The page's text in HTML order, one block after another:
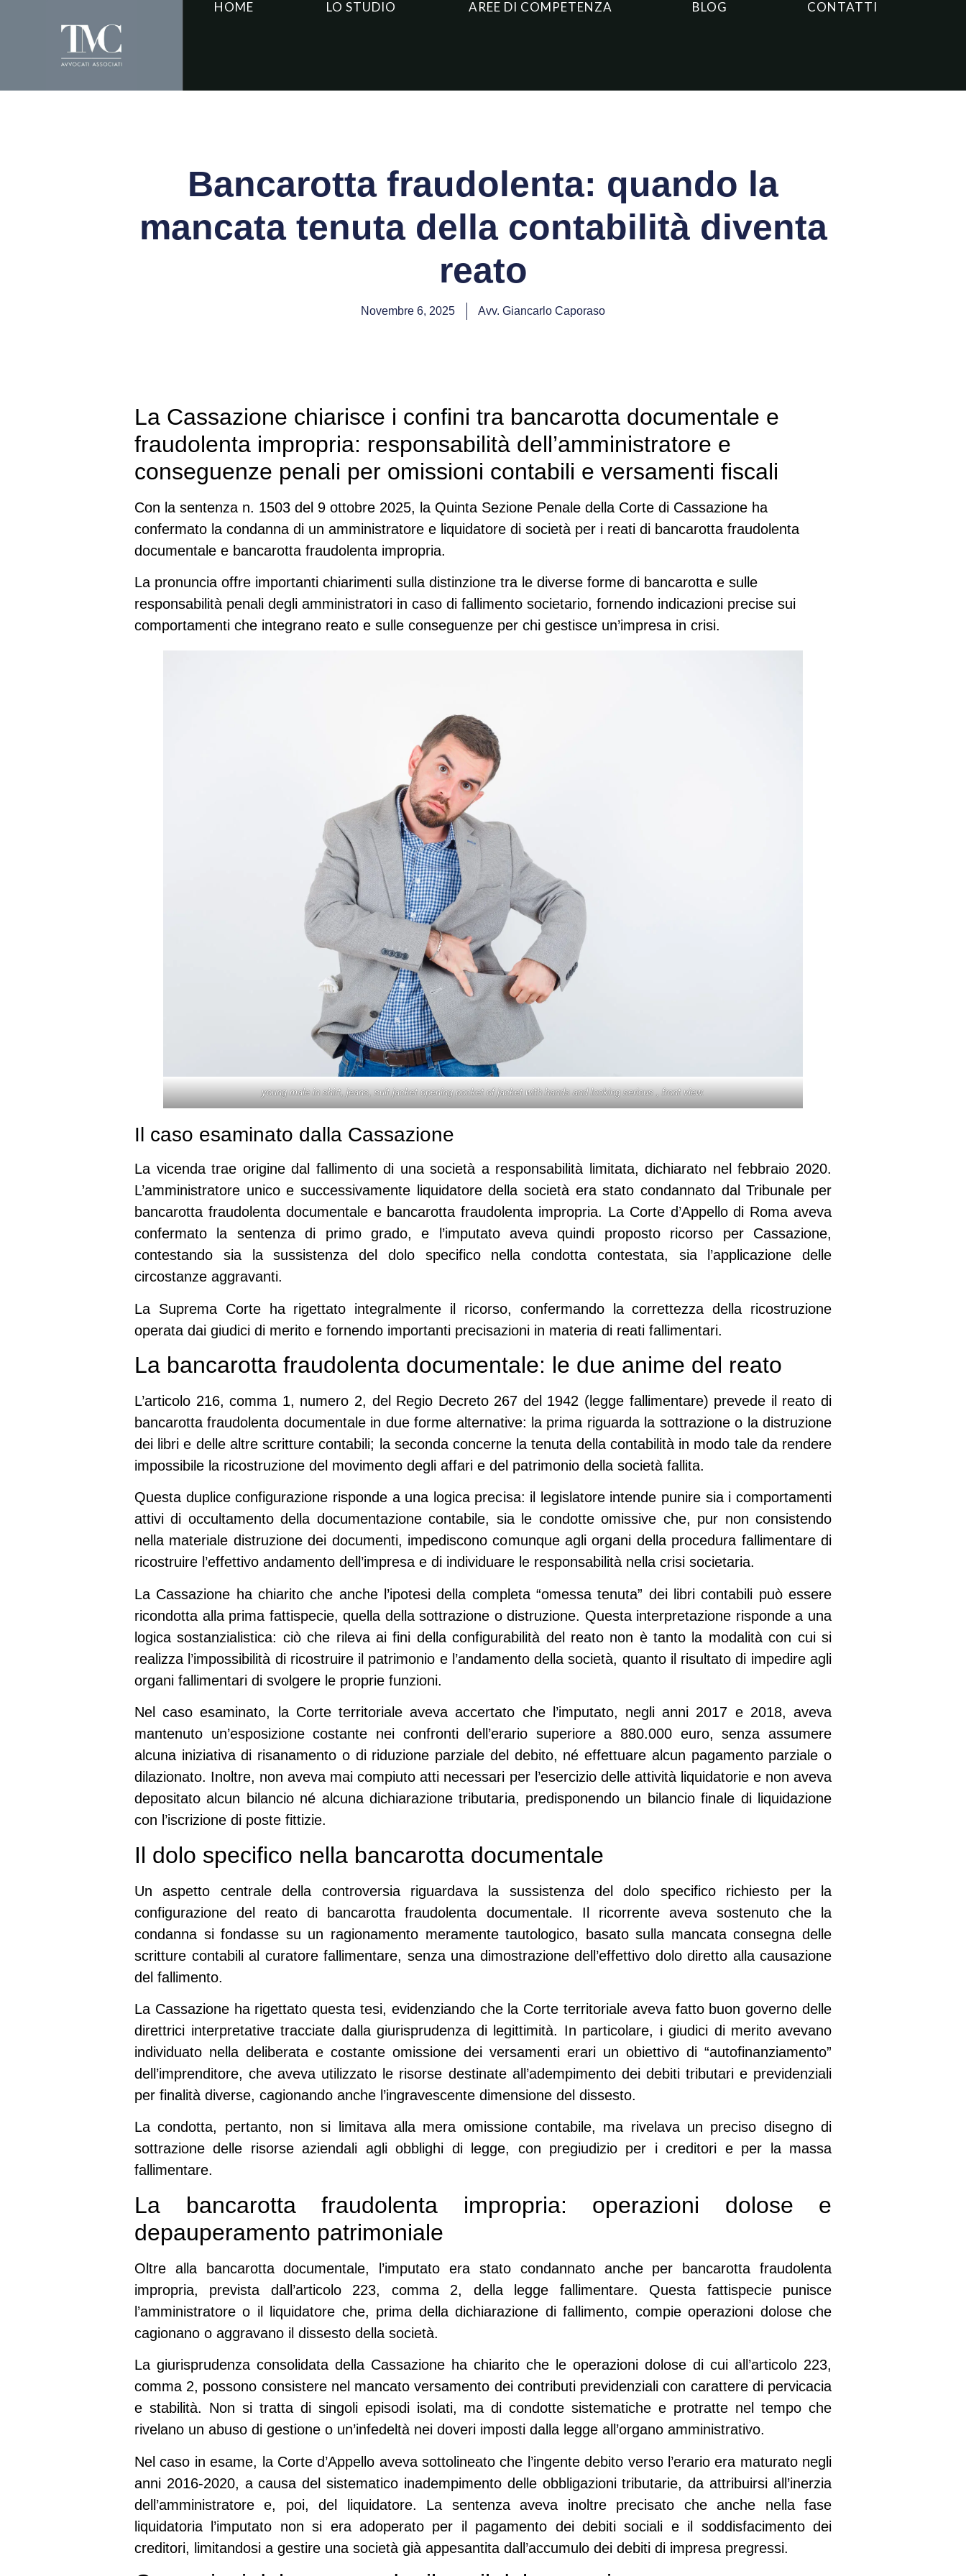
HOME LO STUDIO AREE DI COMPETENZA BLOG CONTATTI
Bancarotta fraudolenta: quando la
mancata tenuta della contabilità diventa
reato
Novembre 6, 2025 Avv. Giancarlo Caporaso
La Cassazione chiarisce i confini tra bancarotta documentale e
fraudolenta impropria: responsabilità dell’amministratore e
conseguenze penali per omissioni contabili e versamenti fiscali
Con la sentenza n. 1503 del 9 ottobre 2025, la Quinta Sezione Penale della Corte di Cassazione ha
confermato la condanna di un amministratore e liquidatore di società per i reati di bancarotta fraudolenta
documentale e bancarotta fraudolenta impropria.
La pronuncia offre importanti chiarimenti sulla distinzione tra le diverse forme di bancarotta e sulle
responsabilità penali degli amministratori in caso di fallimento societario, fornendo indicazioni precise sui
comportamenti che integrano reato e sulle conseguenze per chi gestisce un’impresa in crisi.
young male in shirt, jeans, suit jacket opening pocket of jacket with hands and looking serious , front view.
Il caso esaminato dalla Cassazione
La vicenda trae origine dal fallimento di una società a responsabilità limitata, dichiarato nel febbraio 2020.
L’amministratore unico e successivamente liquidatore della società era stato condannato dal Tribunale per
bancarotta fraudolenta documentale e bancarotta fraudolenta impropria. La Corte d’Appello di Roma aveva
confermato la sentenza di primo grado, e l’imputato aveva quindi proposto ricorso per Cassazione,
contestando sia la sussistenza del dolo specifico nella condotta contestata, sia l’applicazione delle
circostanze aggravanti.
La Suprema Corte ha rigettato integralmente il ricorso, confermando la correttezza della ricostruzione
operata dai giudici di merito e fornendo importanti precisazioni in materia di reati fallimentari.
La bancarotta fraudolenta documentale: le due anime del reato
L’articolo 216, comma 1, numero 2, del Regio Decreto 267 del 1942 (legge fallimentare) prevede il reato di
bancarotta fraudolenta documentale in due forme alternative: la prima riguarda la sottrazione o la distruzione
dei libri e delle altre scritture contabili; la seconda concerne la tenuta della contabilità in modo tale da rendere
impossibile la ricostruzione del movimento degli affari e del patrimonio della società fallita.
Questa duplice configurazione risponde a una logica precisa: il legislatore intende punire sia i comportamenti
attivi di occultamento della documentazione contabile, sia le condotte omissive che, pur non consistendo
nella materiale distruzione dei documenti, impediscono comunque agli organi della procedura fallimentare di
ricostruire l’effettivo andamento dell’impresa e di individuare le responsabilità nella crisi societaria.
La Cassazione ha chiarito che anche l’ipotesi della completa “omessa tenuta” dei libri contabili può essere
ricondotta alla prima fattispecie, quella della sottrazione o distruzione. Questa interpretazione risponde a una
logica sostanzialistica: ciò che rileva ai fini della configurabilità del reato non è tanto la modalità con cui si
realizza l’impossibilità di ricostruire il patrimonio e l’andamento della società, quanto il risultato di impedire agli
organi fallimentari di svolgere le proprie funzioni.
Nel caso esaminato, la Corte territoriale aveva accertato che l’imputato, negli anni 2017 e 2018, aveva
mantenuto un’esposizione costante nei confronti dell’erario superiore a 880.000 euro, senza assumere
alcuna iniziativa di risanamento o di riduzione parziale del debito, né effettuare alcun pagamento parziale o
dilazionato. Inoltre, non aveva mai compiuto atti necessari per l’esercizio delle attività liquidatorie e non aveva
depositato alcun bilancio né alcuna dichiarazione tributaria, predisponendo un bilancio finale di liquidazione
con l’iscrizione di poste fittizie.
Il dolo specifico nella bancarotta documentale
Un aspetto centrale della controversia riguardava la sussistenza del dolo specifico richiesto per la
configurazione del reato di bancarotta fraudolenta documentale. Il ricorrente aveva sostenuto che la
condanna si fondasse su un ragionamento meramente tautologico, basato sulla mancata consegna delle
scritture contabili al curatore fallimentare, senza una dimostrazione dell’effettivo dolo diretto alla causazione
del fallimento.
La Cassazione ha rigettato questa tesi, evidenziando che la Corte territoriale aveva fatto buon governo delle
direttrici interpretative tracciate dalla giurisprudenza di legittimità. In particolare, i giudici di merito avevano
individuato nella deliberata e costante omissione dei versamenti erari un obiettivo di “autofinanziamento”
dell’imprenditore, che aveva utilizzato le risorse destinate all’adempimento dei debiti tributari e previdenziali
per finalità diverse, cagionando anche l’ingravescente dimensione del dissesto.
La condotta, pertanto, non si limitava alla mera omissione contabile, ma rivelava un preciso disegno di
sottrazione delle risorse aziendali agli obblighi di legge, con pregiudizio per i creditori e per la massa
fallimentare.
La bancarotta fraudolenta impropria: operazioni dolose e
depauperamento patrimoniale
Oltre alla bancarotta documentale, l’imputato era stato condannato anche per bancarotta fraudolenta
impropria, prevista dall’articolo 223, comma 2, della legge fallimentare. Questa fattispecie punisce
l’amministratore o il liquidatore che, prima della dichiarazione di fallimento, compie operazioni dolose che
cagionano o aggravano il dissesto della società.
La giurisprudenza consolidata della Cassazione ha chiarito che le operazioni dolose di cui all’articolo 223,
comma 2, possono consistere nel mancato versamento dei contributi previdenziali con carattere di pervicacia
e stabilità. Non si tratta di singoli episodi isolati, ma di condotte sistematiche e protratte nel tempo che
rivelano un abuso di gestione o un’infedeltà nei doveri imposti dalla legge all’organo amministrativo.
Nel caso in esame, la Corte d’Appello aveva sottolineato che l’ingente debito verso l’erario era maturato negli
anni 2016-2020, a causa del sistematico inadempimento delle obbligazioni tributarie, da attribuirsi all’inerzia
dell’amministratore e, poi, del liquidatore. La sentenza aveva inoltre precisato che anche nella fase
liquidatoria l’imputato non si era adoperato per il pagamento dei debiti sociali e il soddisfacimento dei
creditori, limitandosi a gestire una società già appesantita dall’accumulo dei debiti di impresa pregressi.